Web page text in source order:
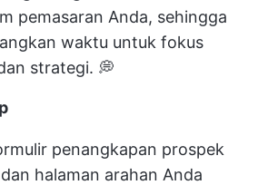
pemasaran Anda, sehingga
waktu untuk fokus
strategi. 💭
penangkapan prospek
halaman arahan Anda